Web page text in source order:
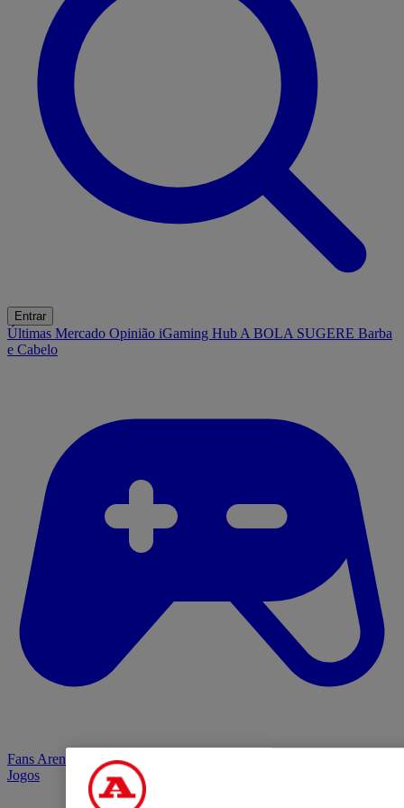
Entrar
Últimas Mercado Opinião iGaming Hub A BOLA SUGERE Barba
e Cabelo
Fans Arena
Jogos